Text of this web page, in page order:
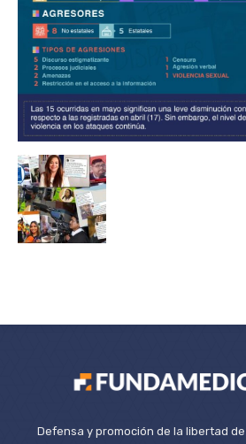
Defensa y promoción de la libertad